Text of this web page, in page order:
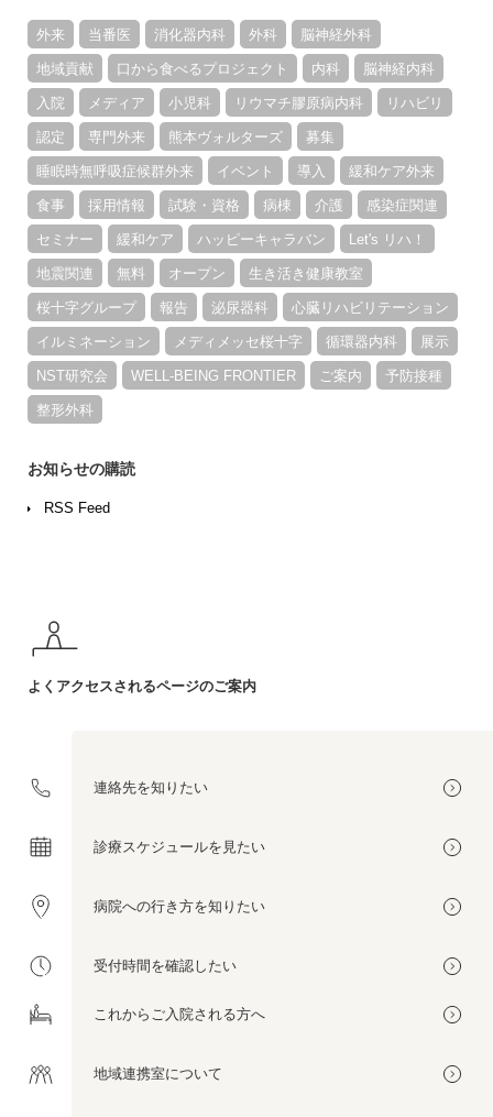
外来 当番医 消化器内科 外科 脳神経外科
地域貢献 口から食べるプロジェクト 内科 脳神経内科
入院 メディア 小児科 リウマチ膠原病内科 リハビリ
認定 専門外来 熊本ヴォルターズ 募集
睡眠時無呼吸症候群外来 イベント 導入 緩和ケア外来
食事 採用情報 試験・資格 病棟 介護 感染症関連
セミナー 緩和ケア ハッピーキャラバン Let's リハ！
地震関連 無料 オープン 生き活き健康教室
桜十字グループ 報告 泌尿器科 心臓リハビリテーション
イルミネーション メディメッセ桜十字 循環器内科 展示
NST研究会 WELL-BEING FRONTIER ご案内 予防接種
整形外科
お知らせの購読
RSS Feed
よくアクセスされるページのご案内
連絡先を知りたい
診療スケジュールを 見たい
病院への行き方を知りたい
受付時間を確認したい
これから ご入院される方へ
地域連携室について